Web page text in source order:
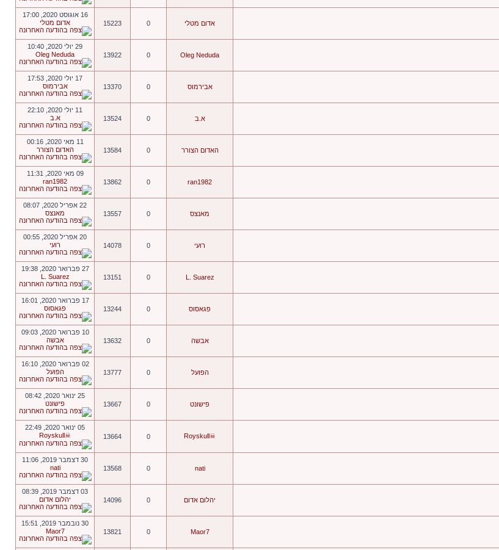
אדום מטלי 0
15223
16 אוגוסט 2020, 17:00
אדום מטלי
Oleg Neduda
0
13922
29 יולי 2020, 10:40
Oleg Neduda
אבירמוס 0
13370
17 יולי 2020, 17:53
אבירמוס
א.ב 0
13524
11 יולי 2020, 22:10
א.ב
האדום הצורר 0
13584
11 מאי 2020, 00:16
האדום הצורר
ran1982
0
13862
09 מאי 2020, 11:31
ran1982
מאנצס 0
13557
22 אפריל 2020, 08:07
מאנצס
רועי 0
14078
20 אפריל 2020, 00:55
רועי
L. Suarez
0
13151
27 פברואר 2020, 19:38
L. Suarez
פגאסוס 0
13244
17 פברואר 2020, 16:01
פגאסוס
אבשה 0
13632
10 פברואר 2020, 09:03
אבשה
הפועל 0
13777
02 פברואר 2020, 16:10
הפועל
פישונט 0
13667
25 ינואר 2020, 08:42
פישונט
☠Royskull
0
13664
05 ינואר 2020, 22:49
☠Royskull
nati
0
13568
30 דצמבר 2019, 11:06
nati
יהלום אדום 0
14096
03 דצמבר 2019, 08:39
יהלום אדום
Maor7
0
13821
30 נובמבר 2019, 15:51
Maor7